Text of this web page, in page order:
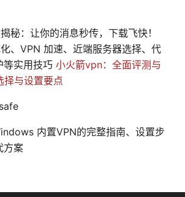
秘：让你的消息秒传，下载飞快！
、VPN 加速、近端服务器选择、代
等实用技巧 小火箭vpn：全面评测与
择与设置要点
内置VPN的完整指南、设置步
方案